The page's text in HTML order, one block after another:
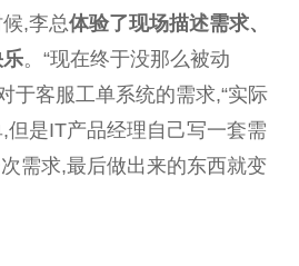
,李总体验了现场描述需求、
。“现在终于没那么被动
于客服工单系统的需求,“实际
但是IT产品经理自己写一套需
需求,最后做出来的东西就变